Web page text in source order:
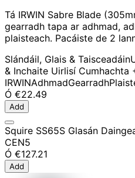
Tá IRWIN Sabre Blade
gearradh tapa ar adhmad,
plaisteach. Pacáiste de 2
Slándáil, Glais & Taisceadáin
& Inchaite Uirlisí Cumhachta
IRWINAdhmadGearradh
Ó €22.49
Add
Squire SS65S Glasán
CEN5
Ó €127.21
Add